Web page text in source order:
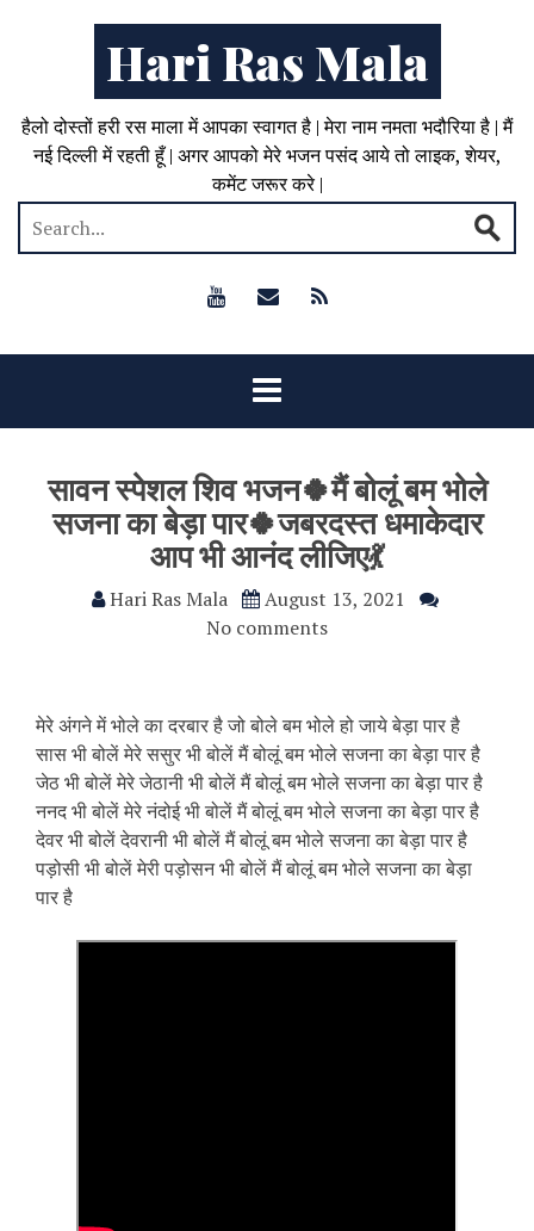
Hari Ras Mala
हैलो दोस्तों हरी रस माला में आपका स्वागत है | मेरा नाम नमता भदौरिया है | मैं
नई दिल्ली में रहती हूँ | अगर आपको मेरे भजन पसंद आये तो लाइक, शेयर,
कमेंट जरूर करे |
सावन स्पेशल शिव भजन🍀मैं बोलूं बम भोले
सजना का बेड़ा पार🍀जबरदस्त धमाकेदार
आप भी आनंद लीजिए💃
Hari Ras Mala
August 13, 2021
No comments
मेरे अंगने में भोले का दरबार है जो बोले बम भोले हो जाये बेड़ा पार है
सास भी बोलें मेरे ससुर भी बोलें मैं बोलूं बम भोले सजना का बेड़ा पार है
जेठ भी बोलें मेरे जेठानी भी बोलें मैं बोलूं बम भोले सजना का बेड़ा पार है
ननद भी बोलें मेरे नंदोई भी बोलें मैं बोलूं बम भोले सजना का बेड़ा पार है
देवर भी बोलें देवरानी भी बोलें मैं बोलूं बम भोले सजना का बेड़ा पार है
पड़ोसी भी बोलें मेरी पड़ोसन भी बोलें मैं बोलूं बम भोले सजना का बेड़ा
पार है